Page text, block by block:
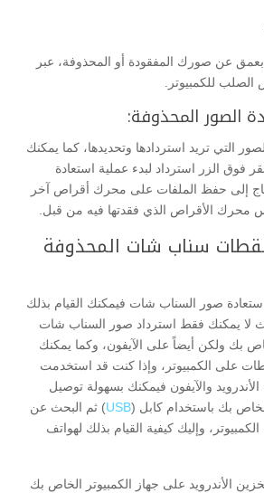
بعمق عن صورك المفقودة أو المحذوفة، عبر
للكمبيوتر.
التي تريد استردادها وتحديدها، كما يمكنك
فوق الزر استرداد لبدء عملية استعادة
إلى حفظ الملفات على محرك أقراص آخر
محرك الأقراص الذي فقدتها فيه من قبل.
سناب شات المحذوفة
صور السناب شات فيمكنك القيام بذلك
لا يمكنك فقط استرداد صور السناب شات
بك ولكن أيضاً على الآيفون، وكما يمكنك
على الكمبيوتر، وإذا كنت قد استخدمت
والآيفون فيمكنك بسهولة توصيل
بك باستخدام كابل (USB) ثم البحث عن
وإليك كيفية القيام بذلك لهواتف
الأندرويد على جهاز الكمبيوتر الخاص بك